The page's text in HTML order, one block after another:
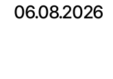
06.08.2026